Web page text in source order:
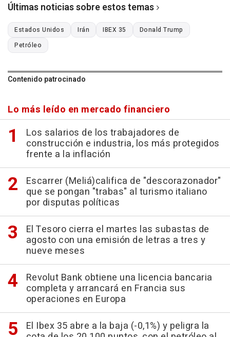
Últimas noticias sobre estos temas
Estados Unidos Irán IBEX 35
Donald Trump
Petróleo
Contenido patrocinado
Lo más leído en mercado financiero
Los salarios de los trabajadores de
construcción e industria, los más protegidos
frente a la inflación
Escarrer (Meliá)califica de "descorazonador"
que se pongan "trabas" al turismo italiano
por disputas políticas
El Tesoro cierra el martes las subastas de
agosto con una emisión de letras a tres y
nueve meses
Revolut Bank obtiene una licencia bancaria
completa y arrancará en Francia sus
operaciones en Europa
El Ibex 35 abre a la baja (-0,1%) y peligra la